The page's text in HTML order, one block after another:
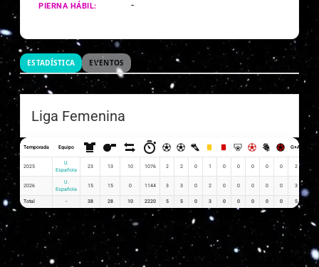
PIERNA HÁBIL: -
ESTADÍSTICA EVENTOS
Liga Femenina
Temporada Equipo G+A G x
2025
U.
Española
23 13 10 1076 2 2 0 1 0 0 0 0 0 2
2026
U.
Española
15 15 0 1144 3 3 0 2 0 0 0 0 0 3
Total - 38 28 10 2220 5 5 0 3 0 0 0 0 0 5